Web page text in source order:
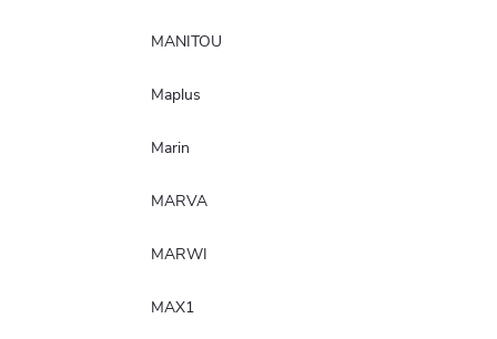
MANITOU
Maplus
Marin
MARVA
MARWI
MAX1